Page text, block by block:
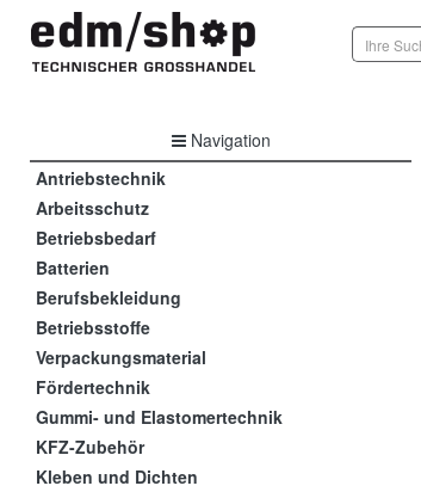
Navigation
Antriebstechnik
Arbeitsschutz
Betriebsbedarf
Batterien
Berufsbekleidung
Betriebsstoffe
Verpackungsmaterial
Fördertechnik
Gummi- und Elastomertechnik
KFZ-Zubehör
Kleben und Dichten